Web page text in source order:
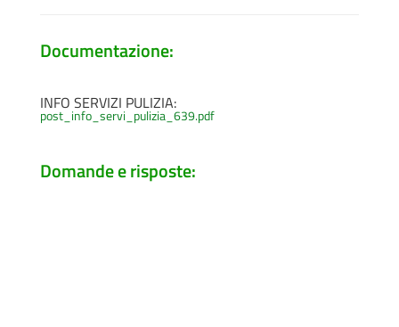
Documentazione:
INFO SERVIZI PULIZIA:
post_info_servi_pulizia_639.pdf
Domande e risposte: